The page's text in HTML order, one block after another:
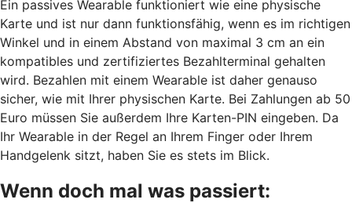
Ein passives Wearable funktioniert wie eine physische
Karte und ist nur dann funktionsfähig, wenn es im richtigen
Winkel und in einem Abstand von maximal 3 cm an ein
kompatibles und zertifiziertes Bezahlterminal gehalten
wird. Bezahlen mit einem Wearable ist daher genauso
sicher, wie mit Ihrer physischen Karte. Bei Zahlungen ab 50
Euro müssen Sie außerdem Ihre Karten-PIN eingeben. Da
Ihr Wearable in der Regel an Ihrem Finger oder Ihrem
Handgelenk sitzt, haben Sie es stets im Blick.
Wenn doch mal was passiert: